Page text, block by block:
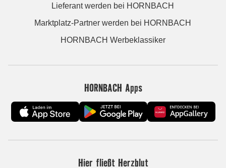
Lieferant werden bei HORNBACH
Marktplatz-Partner werden bei HORNBACH
HORNBACH Werbeklassiker
HORNBACH Apps
Hier fließt Herzblut